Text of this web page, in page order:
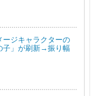
ージキャラクターの
子」が刷新→振り幅